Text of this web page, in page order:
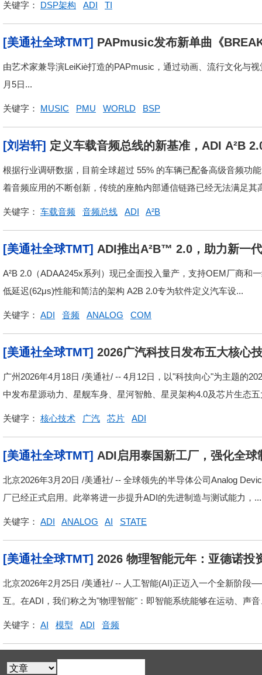
关键字： DSP架构 ADI TI
[美通社全球TMT] PAPmusic发布新单曲《
实流行元素拓展品牌宇宙
由艺术家兼导演LeiKiè打造的PAPmusic，通过动画、流行文化与
月5日...
关键字： MUSIC PMU WORLD BSP
[刘岩轩] 定义车载音频总线的新基准，ADI A²B
根据行业调研数据，目前全球超过 55% 的车辆已配备高级音频功
着音频应用的不断创新，传统的座舱内部通信链路已经无法满足
关键字： 车载音频 音频总线 ADI A²B
[美通社全球TMT] ADI推出A²B™ 2.0，助力新一
A²B 2.0（ADAA245x系列）现已全面投入量产，支持OEM厂商和
低延迟(62μs)性能和简洁的架构 A2B 2.0专为软件定义汽车设...
关键字： ADI 音频 ANALOG COM
[美通社全球TMT] 2026广汽科技日发布五大核心
广州2026年4月18日 /美通社/ -- 4月12日，以"科技向心"为主题的
中发布星源动力、星舰车身、星河智舱、星灵架构4.0及芯片生态五
关键字： 核心技术 广汽 芯片 ADI
[美通社全球TMT] ADI启用泰国新工厂，强化全球
北京2026年3月20日 /美通社/ -- 全球领先的半导体公司Analog
厂已经正式启用。此举将进一步提升ADI的先进制造与测试能力，...
关键字： ADI ANALOG AI STATE
[美通社全球TMT] 2026 物理智能元年：亚德诺投
北京2026年2月25日 /美通社/ -- 人工智能(AI)正迈入一个全新阶
互。在ADI，我们称之为"物理智能"：即智能系统能够在运动、声
关键字： AI 模型 ADI 音频